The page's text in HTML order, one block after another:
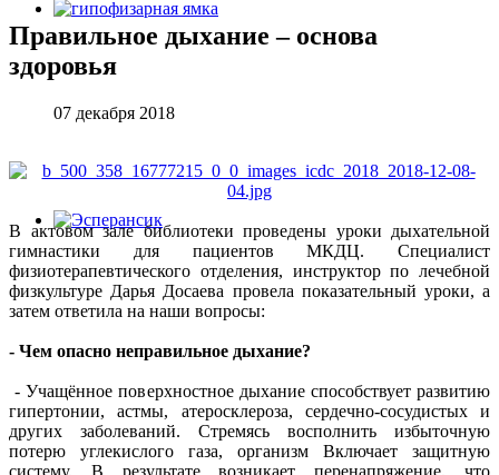
Правильное дыхание – основа
здоровья
07 декабря 2018
В актовом зале библиотеки проведены уроки дыхательной
гимнастики для пациентов МКДЦ. Специалист
физиотерапевтического отделения, инструктор по лечебной
физкультуре Дарья Досаева провела показательный уроки, а
затем ответила на наши вопросы:
- Чем опасно неправильное дыхание?
- Учащённое поверхностное дыхание способствует развитию
гипертонии, астмы, атеросклероза, сердечно-сосудистых и
других заболеваний. Стремясь восполнить избыточную
потерю углекислого газа, организм Включает защитную
систему. В результате возникает перенапряжение, что